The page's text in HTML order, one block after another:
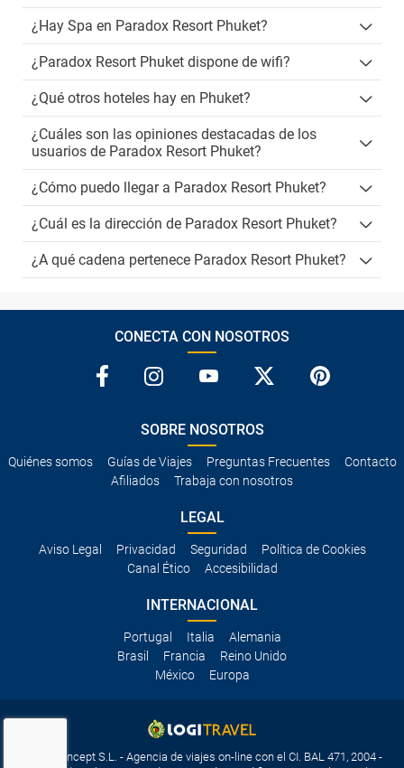
¿Hay Spa en Paradox Resort Phuket?
¿Paradox Resort Phuket dispone de wifi?
¿Qué otros hoteles hay en Phuket?
¿Cuáles son las opiniones destacadas de los
usuarios de Paradox Resort Phuket?
¿Cómo puedo llegar a Paradox Resort Phuket?
¿Cuál es la dirección de Paradox Resort Phuket?
¿A qué cadena pertenece Paradox Resort Phuket?
CONECTA CON NOSOTROS
SOBRE NOSOTROS
Quiénes somos Guías de Viajes Preguntas Frecuentes
Contacto
Afiliados
Trabaja con nosotros
LEGAL
Aviso Legal Privacidad Seguridad
Política de Cookies
Canal Ético
Accesibilidad
INTERNACIONAL
Portugal Italia
Alemania
Brasil
Francia
Reino Unido
México
Europa
Travelconcept S.L. - Agencia de viajes on-line con el CI. BAL 471, 2004 -